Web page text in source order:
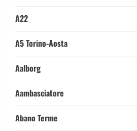
A22
A5 Torino-Aosta
Aalborg
Aambasciatore
Abano Terme